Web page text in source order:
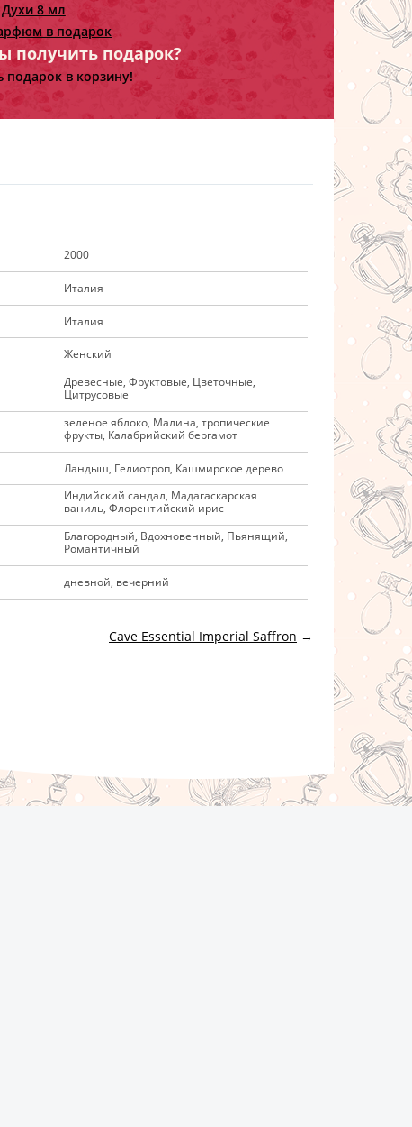
Духи 8 мл
в подарок
получить подарок?
подарок в корзину!
2000
Италия
Италия
Женский
Древесные, Фруктовые, Цветочные,
Цитрусовые
зеленое яблоко, Малина, тропические
фрукты, Калабрийский бергамот
Ландыш, Гелиотроп, Кашмирское дерево
Индийский сандал, Мадагаскарская
ваниль, Флорентийский ирис
Благородный, Вдохновенный, Пьянящий,
Романтичный
дневной, вечерний
Cave Essential Imperial Saffron →